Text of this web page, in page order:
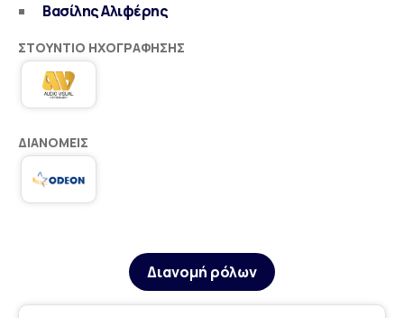
Βασίλης Αλιφέρης
ΣΤΟΎΝΤΙΟ ΗΧΟΓΡΆΦΗΣΗΣ
ΔΙΑΝΟΜΕΊΣ
Διανομή ρόλων